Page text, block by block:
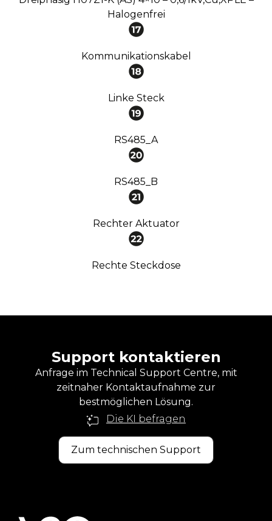
Halogenfrei
Kommunikationskabel
Linke Steck
RS485_A
RS485_B
Rechter Aktuator
Rechte Steckdose
Support kontaktieren
Anfrage im Technical Support Centre, mit
zeitnaher Kontaktaufnahme zur
bestmöglichen Lösung.
Die KI befragen
Zum technischen Support